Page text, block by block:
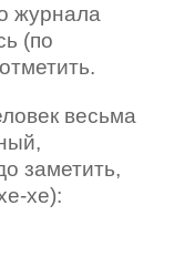
журнала
(по
весьма
заметить,
хе):